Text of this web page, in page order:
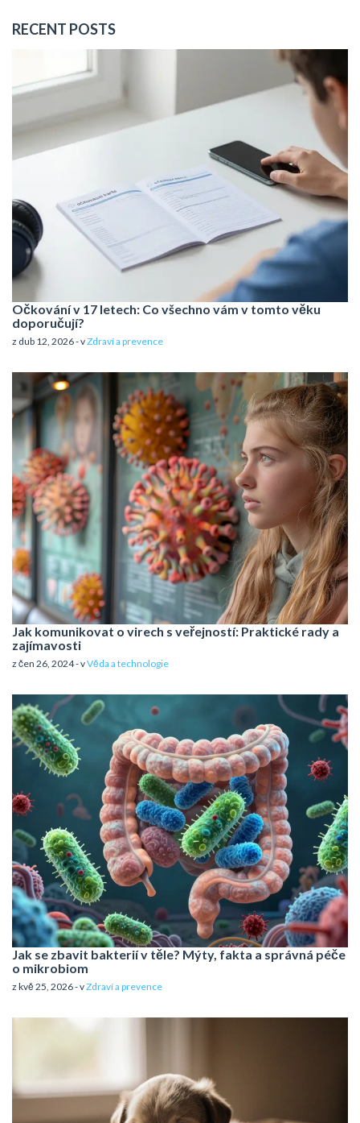
RECENT POSTS
Očkování v 17 letech: Co všechno vám v tomto věku
doporučují?
z dub 12, 2026 - vZdraví a prevence
Jak komunikovat o virech s veřejností: Praktické rady a
zajímavosti
z čen 26, 2024 - vVěda a technologie
Jak se zbavit bakterií v těle? Mýty, fakta a správná péče
o mikrobiom
z kvě 25, 2026 - vZdraví a prevence